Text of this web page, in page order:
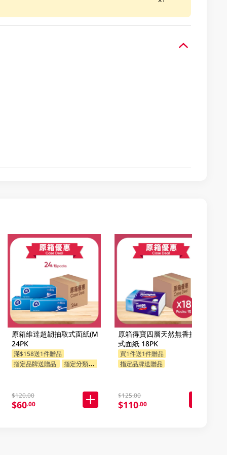
原箱維達超韌抽取式面紙(M
24PK
滿$158送1件贈品
指定品牌送贈品
指定分類送贈品
$120.00
$60.00
原箱得寶四層天然無香抽取
式面紙 18PK
買1件送1件贈品
指定品牌送贈品
$125.00
$110.00